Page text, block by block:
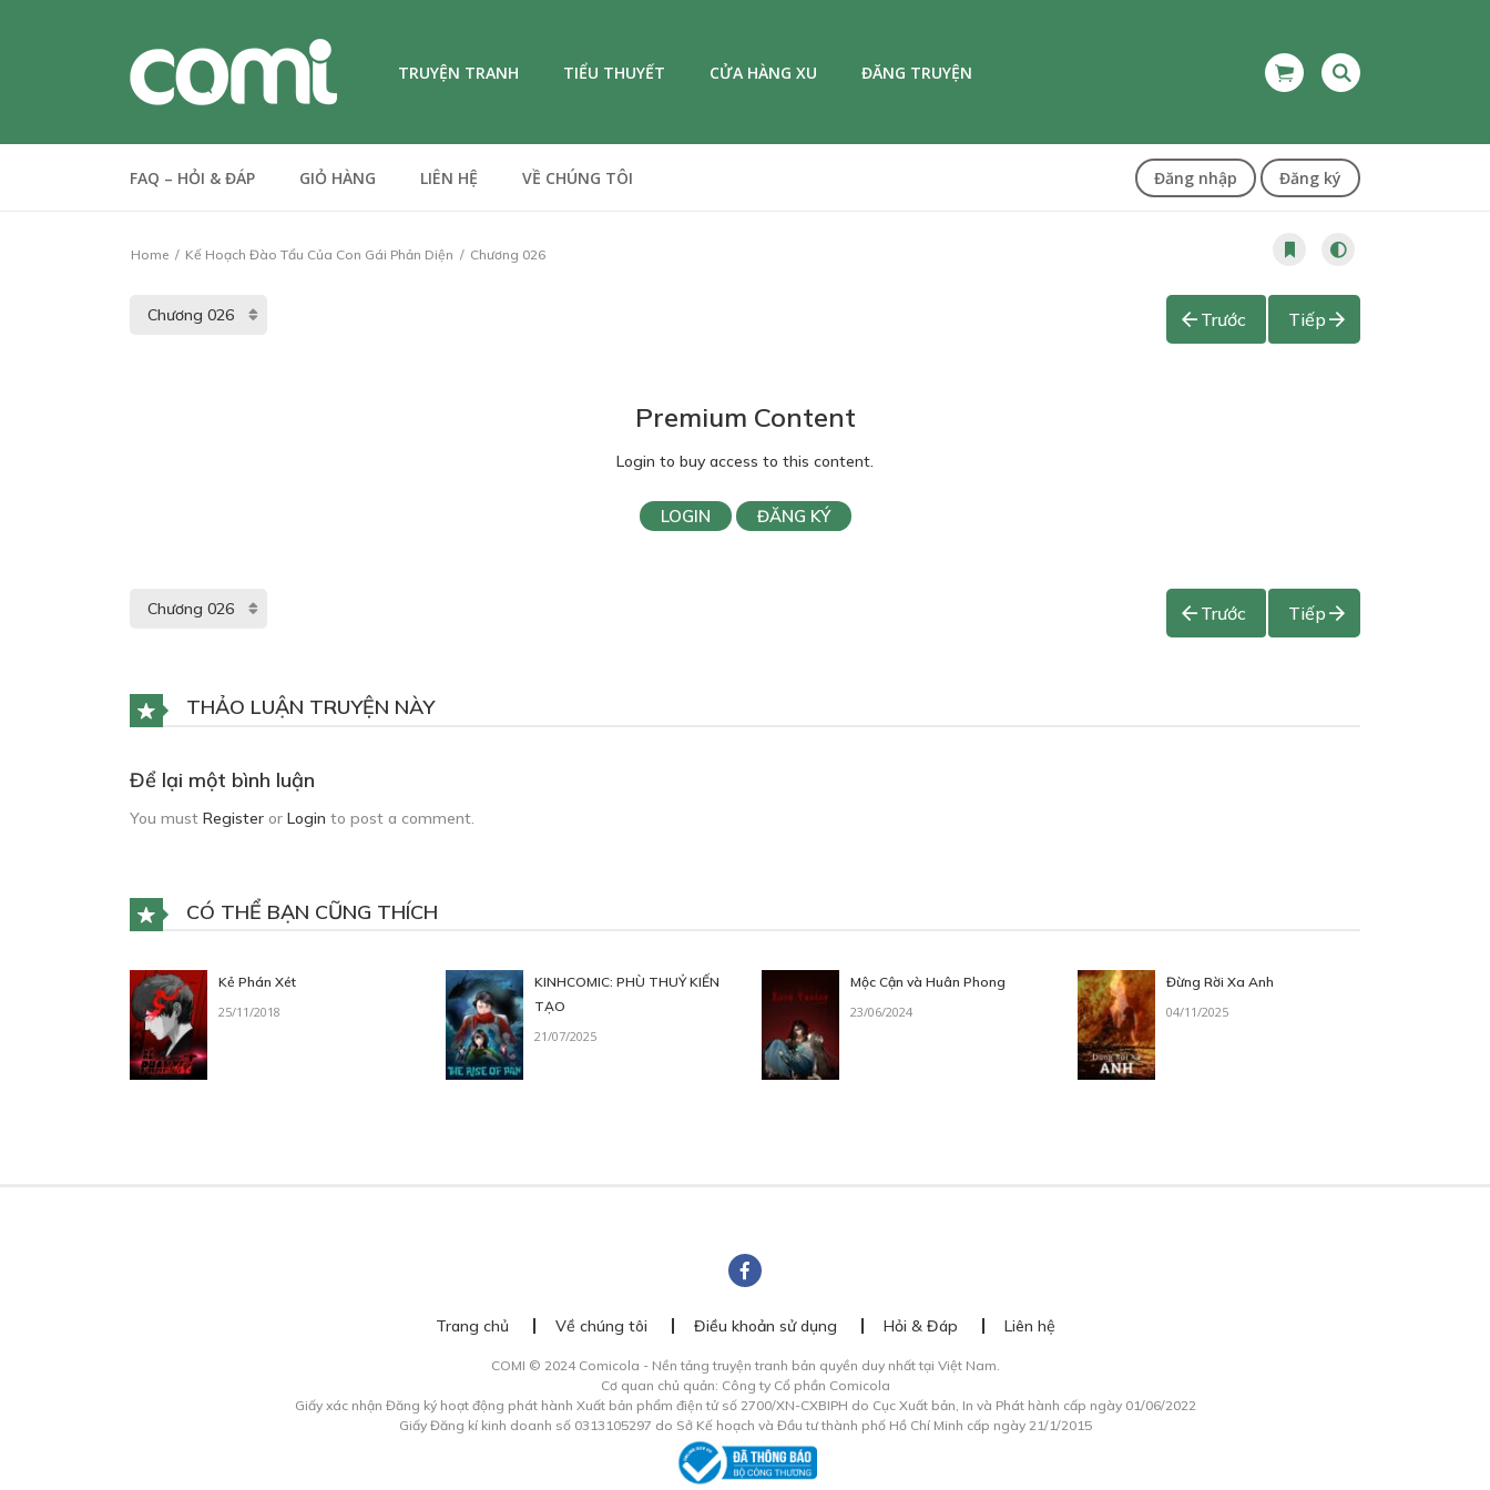
TRUYỆN TRANH TIỂU THUYẾT CỬA HÀNG XU ĐĂNG TRUYỆN
FAQ – HỎI & ĐÁP GIỎ HÀNG LIÊN HỆ VỀ CHÚNG TÔI Đăng nhập Đăng ký
Home Kế Hoạch Đào Tẩu Của Con Gái Phản Diện Chương 026
Trước Tiếp
Premium Content
Login to buy access to this content.
LOGIN ĐĂNG KÝ
Trước Tiếp
THẢO LUẬN TRUYỆN NÀY
Để lại một bình luận
You must Register or Login to post a comment.
CÓ THỂ BẠN CŨNG THÍCH
Kẻ Phán Xét
25/11/2018
KINHCOMIC: PHÙ THUỶ KIẾN
TẠO
21/07/2025
Mộc Cận và Huân Phong
23/06/2024
Đừng Rời Xa Anh
04/11/2025
Trang chủ Về chúng tôi Điều khoản sử dụng Hỏi & Đáp Liên hệ
COMI © 2024 Comicola - Nền tảng truyện tranh bản quyền duy nhất tại Việt Nam.
Cơ quan chủ quản: Công ty Cổ phần Comicola
Giấy xác nhận Đăng ký hoạt động phát hành Xuất bản phẩm điện tử số 2700/XN-CXBIPH do Cục Xuất bản, In và Phát hành cấp ngày 01/06/2022
Giấy Đăng kí kinh doanh số 0313105297 do Sở Kế hoạch và Đầu tư thành phố Hồ Chí Minh cấp ngày 21/1/2015